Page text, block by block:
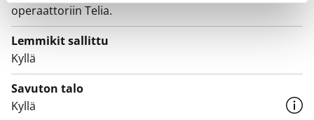
operaattoriin Telia.
Lemmikit sallittu
Kyllä
Savuton talo
Kyllä